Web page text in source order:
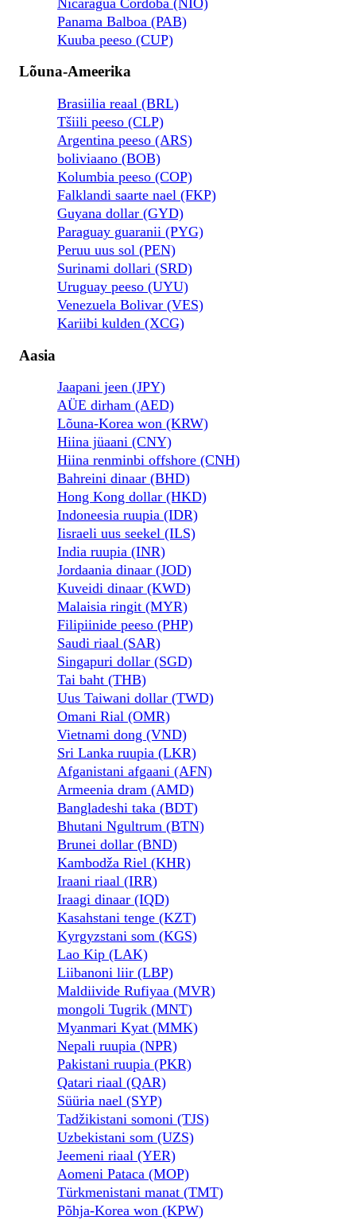
Panama Balboa (PAB)
Kuuba peeso (CUP)
Lõuna-Ameerika
Brasiilia reaal (BRL)
Tšiili peeso (CLP)
Argentina peeso (ARS)
boliviaano (BOB)
Kolumbia peeso (COP)
Falklandi saarte nael (FKP)
Guyana dollar (GYD)
Paraguay guaranii (PYG)
Peruu uus sol (PEN)
Surinami dollari (SRD)
Uruguay peeso (UYU)
Venezuela Bolivar (VES)
Kariibi kulden (XCG)
Aasia
Jaapani jeen (JPY)
AÜE dirham (AED)
Lõuna-Korea won (KRW)
Hiina jüaani (CNY)
Hiina renminbi offshore (CNH)
Bahreini dinaar (BHD)
Hong Kong dollar (HKD)
Indoneesia ruupia (IDR)
Iisraeli uus seekel (ILS)
India ruupia (INR)
Jordaania dinaar (JOD)
Kuveidi dinaar (KWD)
Malaisia ​​ringit (MYR)
Filipiinide peeso (PHP)
Saudi riaal (SAR)
Singapuri dollar (SGD)
Tai baht (THB)
Uus Taiwani dollar (TWD)
Omani Rial (OMR)
Vietnami dong (VND)
Sri Lanka ruupia (LKR)
Afganistani afgaani (AFN)
Armeenia dram (AMD)
Bangladeshi taka (BDT)
Bhutani Ngultrum (BTN)
Brunei dollar (BND)
Kambodža Riel (KHR)
Iraani riaal (IRR)
Iraagi dinaar (IQD)
Kasahstani tenge (KZT)
Kyrgyzstani som (KGS)
Lao Kip (LAK)
Liibanoni liir (LBP)
Maldiivide Rufiyaa (MVR)
mongoli Tugrik (MNT)
Myanmari Kyat (MMK)
Nepali ruupia (NPR)
Pakistani ruupia (PKR)
Qatari riaal (QAR)
Süüria nael (SYP)
Tadžikistani somoni (TJS)
Uzbekistani som (UZS)
Jeemeni riaal (YER)
Aomeni Pataca (MOP)
Türkmenistani manat (TMT)
Põhja-Korea won (KPW)